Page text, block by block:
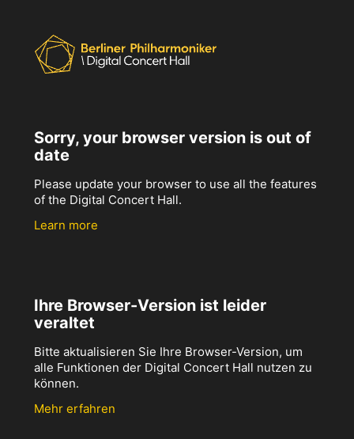
Sorry, your browser version is out of
date
Please update your browser to use all the features
of the Digital Concert Hall.
Learn more
Ihre Browser-Version ist leider
veraltet
Bitte aktualisieren Sie Ihre Browser-Version, um
alle Funktionen der Digital Concert Hall nutzen zu
können.
Mehr erfahren